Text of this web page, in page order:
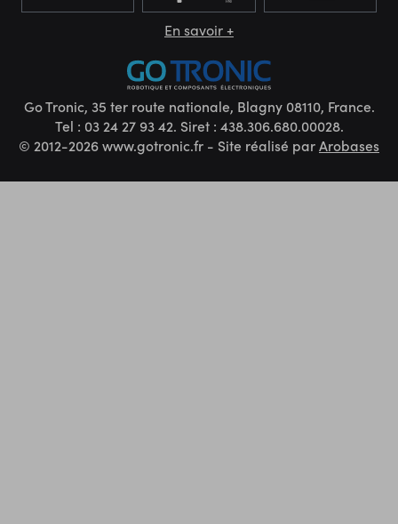
En savoir +
Go Tronic, 35 ter route nationale, Blagny 08110, France.
Tel : 03 24 27 93 42. Siret : 438.306.680.00028.
© 2012-2026 www.gotronic.fr - Site réalisé parArobases